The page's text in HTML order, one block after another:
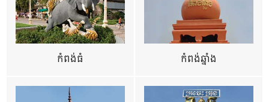
កំពង់ធំ កំពង់ឆ្នាំង